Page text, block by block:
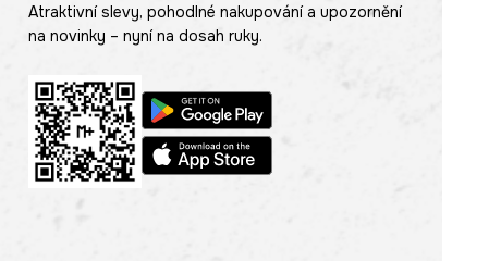
Atraktivní slevy, pohodlné nakupování a upozornění
na novinky – nyní na dosah ruky.